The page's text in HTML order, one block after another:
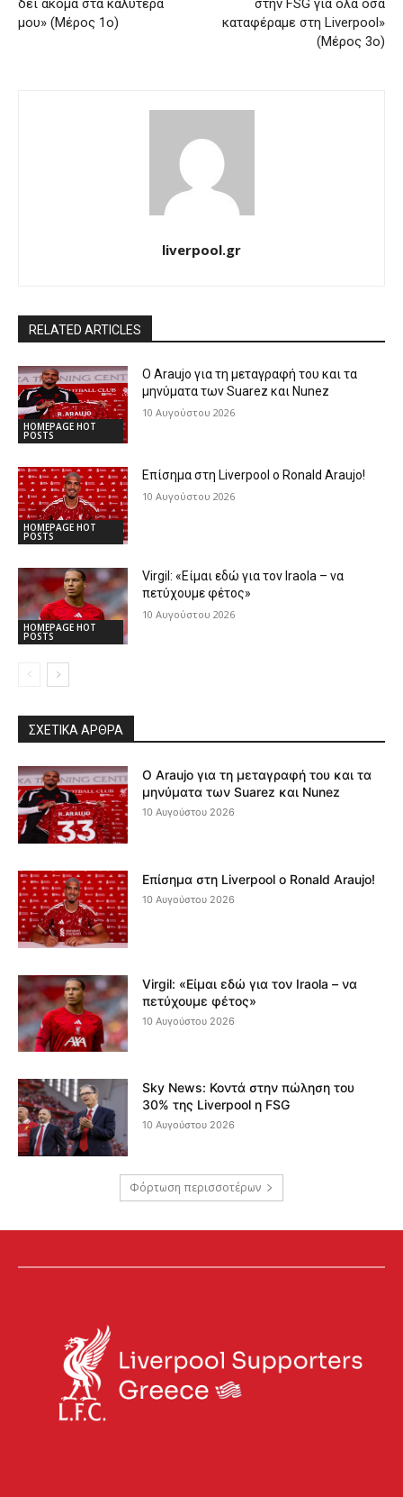
δει ακόμα στα καλύτερα
μου» (Μέρος 1ο)
στην FSG για όλα όσα
καταφέραμε στη Liverpool»
(Μέρος 3ο)
liverpool.gr
RELATED ARTICLES
HOMEPAGE HOT
POSTS
Ο Araujo για τη μεταγραφή του και τα
μηνύματα των Suarez και Nunez
10 Αυγούστου 2026
HOMEPAGE HOT
POSTS
Επίσημα στη Liverpool ο Ronald Araujo!
10 Αυγούστου 2026
HOMEPAGE HOT
POSTS
Virgil: «Είμαι εδώ για τον Iraola – να
πετύχουμε φέτος»
10 Αυγούστου 2026
ΣΧΕΤΙΚΆ ΆΡΘΡΑ
Ο Araujo για τη μεταγραφή του και τα
μηνύματα των Suarez και Nunez
10 Αυγούστου 2026
Επίσημα στη Liverpool ο Ronald Araujo!
10 Αυγούστου 2026
Virgil: «Είμαι εδώ για τον Iraola – να
πετύχουμε φέτος»
10 Αυγούστου 2026
Sky News: Κοντά στην πώληση του
30% της Liverpool η FSG
10 Αυγούστου 2026
Φόρτωση περισσοτέρων